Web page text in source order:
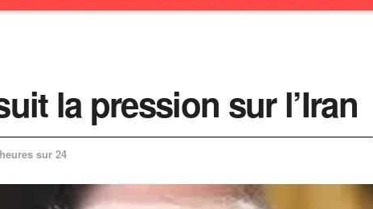
la pression sur l’Iran
sur 24